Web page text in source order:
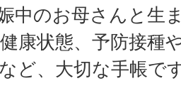
中のお母さんと生
康状態、予防接種
ど、大切な手帳で